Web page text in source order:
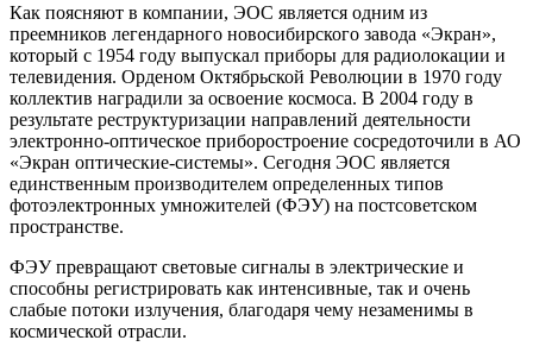
Как поясняют в компании, ЭОС является одним из
преемников легендарного новосибирского завода «Экран»,
который c 1954 году выпускал приборы для радиолокации и
телевидения. Орденом Октябрьской Революции в 1970 году
коллектив наградили за освоение космоса. В 2004 году в
результате реструктуризации направлений деятельности
электронно-оптическое приборостроение сосредоточили в АО
«Экран оптические-системы». Сегодня ЭОС является
единственным производителем определенных типов
фотоэлектронных умножителей (ФЭУ) на постсоветском
пространстве.
ФЭУ превращают световые сигналы в электрические и
способны регистрировать как интенсивные, так и очень
слабые потоки излучения, благодаря чему незаменимы в
космической отрасли.